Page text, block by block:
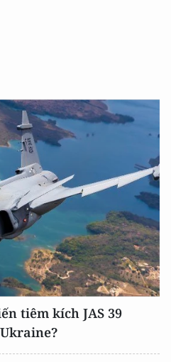
tiêm kích JAS 39